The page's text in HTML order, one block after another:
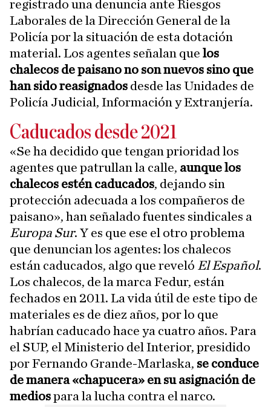
registrado una denuncia ante Riesgos
Laborales de la Dirección General de la
Policía por la situación de esta dotación
material. Los agentes señalan que los
chalecos de paisano no son nuevos sino que
han sido reasignados desde las Unidades de
Policía Judicial, Información y Extranjería.
Caducados desde 2021
«Se ha decidido que tengan prioridad los
agentes que patrullan la calle, aunque los
chalecos estén caducados, dejando sin
protección adecuada a los compañeros de
paisano», han señalado fuentes sindicales a
Europa Sur. Y es que ese el otro problema
que denuncian los agentes: los chalecos
están caducados, algo que reveló El Español.
Los chalecos, de la marca Fedur, están
fechados en 2011. La vida útil de este tipo de
materiales es de diez años, por lo que
habrían caducado hace ya cuatro años. Para
el SUP, el Ministerio del Interior, presidido
por Fernando Grande-Marlaska, se conduce
de manera «chapucera» en su asignación de
mediospara la lucha contra el narco.